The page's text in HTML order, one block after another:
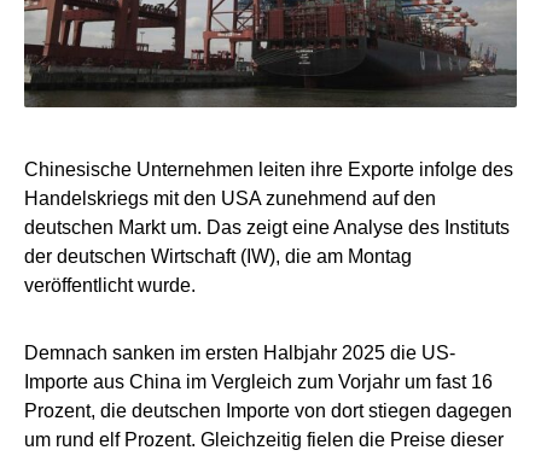
Chinesische Unternehmen leiten ihre Exporte infolge des
Handelskriegs mit den USA zunehmend auf den
deutschen Markt um. Das zeigt eine Analyse des Instituts
der deutschen Wirtschaft (IW), die am Montag
veröffentlicht wurde.
Demnach sanken im ersten Halbjahr 2025 die US-
Importe aus China im Vergleich zum Vorjahr um fast 16
Prozent, die deutschen Importe von dort stiegen dagegen
um rund elf Prozent. Gleichzeitig fielen die Preise dieser